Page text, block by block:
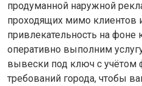
продуманной наружной
проходящих мимо клиентов
привлекательность на
оперативно выполним
вывески под ключ с учётом
требований города, чтобы